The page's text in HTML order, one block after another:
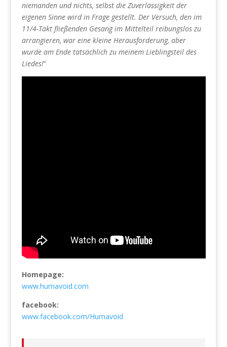
niemanden und nichts, selbst die Zuverlässigkeit der
eigenen Sinne wird in Frage gestellt. Der Versuch, den im
11/4-Takt fließenden Gesang im Mittelteil reibungslos zu
arrangieren, war eine kleine Herausforderung, aber
wurde am Ende tatsächlich zu meinem Lieblingsteil des
Liedes!“
Homepage:
www.humavoid.com
facebook:
www.facebook.com/Humavoid